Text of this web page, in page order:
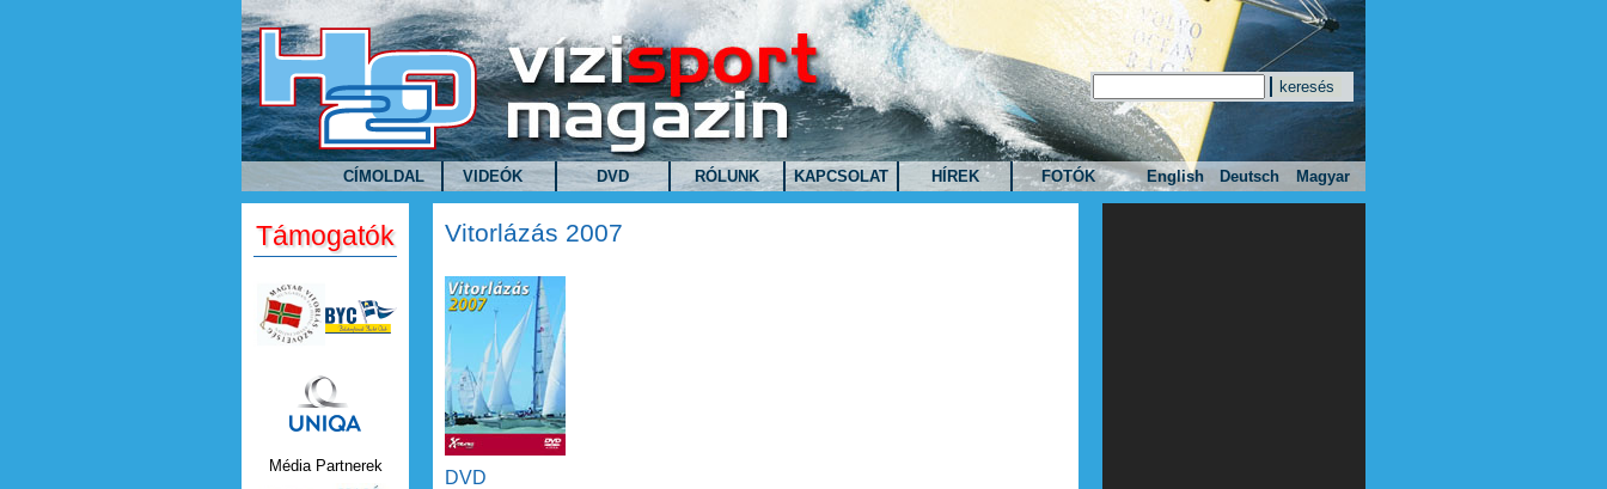
Keresés űrlap
CÍMOLDAL VIDEÓK DVD RÓLUNK KAPCSOLAT HÍREK FOTÓK English Deutsch Magyar
Vitorlázás 2007
DVD
Támogatók
Uniqa.png
Média Partnerek